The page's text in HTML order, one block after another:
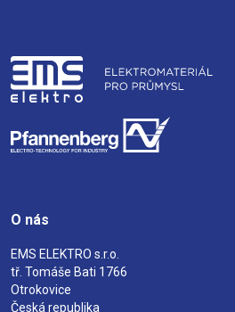
O nás
EMS ELEKTRO s.r.o.
tř. Tomáše Bati 1766
Otrokovice
Česká republika